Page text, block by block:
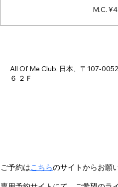
ご予約はこちらのサイトからお願
M.C.
All Of Me Club, 日本、〒107-
６ ２Ｆ